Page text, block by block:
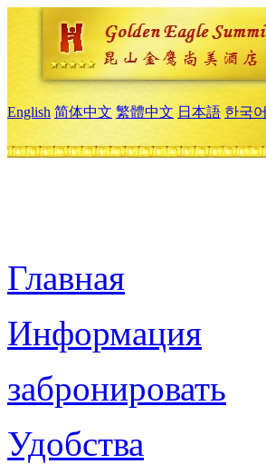
English 简体中文 繁體中文 日本語 한국어
Главная
Информация
забронировать
Удобства